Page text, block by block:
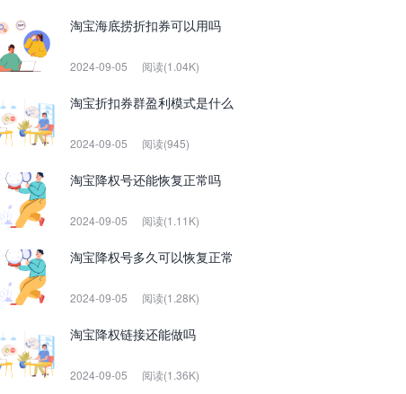
淘宝海底捞折扣券可以用吗
2024-09-05 阅读(1.04K)
淘宝折扣券群盈利模式是什么
2024-09-05 阅读(945)
淘宝降权号还能恢复正常吗
2024-09-05 阅读(1.11K)
淘宝降权号多久可以恢复正常
2024-09-05 阅读(1.28K)
淘宝降权链接还能做吗
2024-09-05 阅读(1.36K)